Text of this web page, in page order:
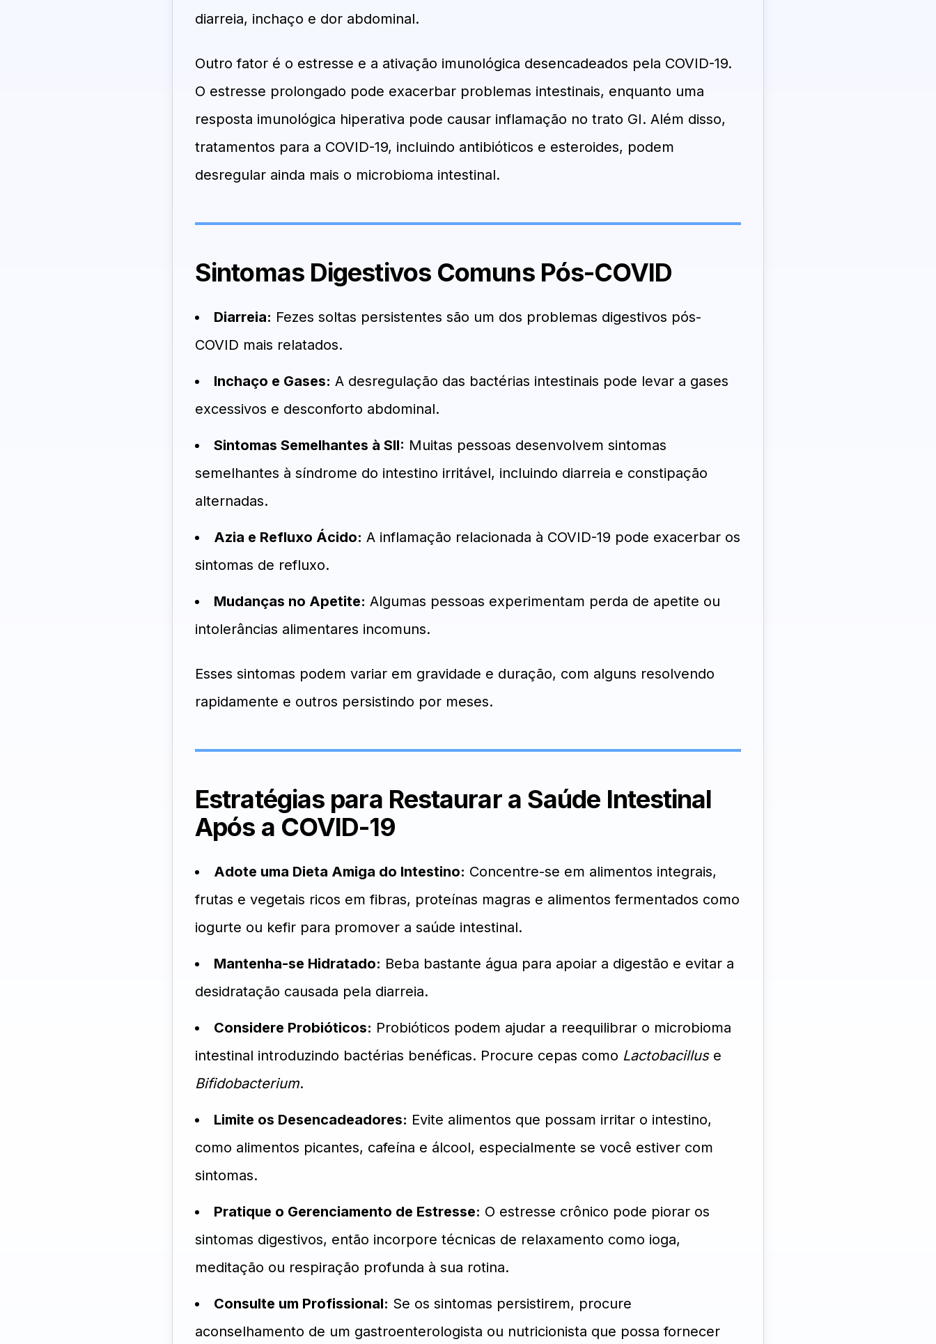
diarreia, inchaço e dor abdominal.
Outro fator é o estresse e a ativação imunológica desencadeados pela COVID-19.
O estresse prolongado pode exacerbar problemas intestinais, enquanto uma
resposta imunológica hiperativa pode causar inflamação no trato GI. Além disso,
tratamentos para a COVID-19, incluindo antibióticos e esteroides, podem
desregular ainda mais o microbioma intestinal.
Sintomas Digestivos Comuns Pós-COVID
Diarreia: Fezes soltas persistentes são um dos problemas digestivos pós-
COVID mais relatados.
Inchaço e Gases: A desregulação das bactérias intestinais pode levar a gases
excessivos e desconforto abdominal.
Sintomas Semelhantes à SII: Muitas pessoas desenvolvem sintomas
semelhantes à síndrome do intestino irritável, incluindo diarreia e constipação
alternadas.
Azia e Refluxo Ácido: A inflamação relacionada à COVID-19 pode exacerbar os
sintomas de refluxo.
Mudanças no Apetite: Algumas pessoas experimentam perda de apetite ou
intolerâncias alimentares incomuns.
Esses sintomas podem variar em gravidade e duração, com alguns resolvendo
rapidamente e outros persistindo por meses.
Estratégias para Restaurar a Saúde Intestinal
Após a COVID-19
Adote uma Dieta Amiga do Intestino: Concentre-se em alimentos integrais,
frutas e vegetais ricos em fibras, proteínas magras e alimentos fermentados como
iogurte ou kefir para promover a saúde intestinal.
Mantenha-se Hidratado: Beba bastante água para apoiar a digestão e evitar a
desidratação causada pela diarreia.
Considere Probióticos: Probióticos podem ajudar a reequilibrar o microbioma
intestinal introduzindo bactérias benéficas. Procure cepas como Lactobacilluse
Bifidobacterium.
Limite os Desencadeadores: Evite alimentos que possam irritar o intestino,
como alimentos picantes, cafeína e álcool, especialmente se você estiver com
sintomas.
Pratique o Gerenciamento de Estresse: O estresse crônico pode piorar os
sintomas digestivos, então incorpore técnicas de relaxamento como ioga,
meditação ou respiração profunda à sua rotina.
Consulte um Profissional: Se os sintomas persistirem, procure
aconselhamento de um gastroenterologista ou nutricionista que possa fornecer